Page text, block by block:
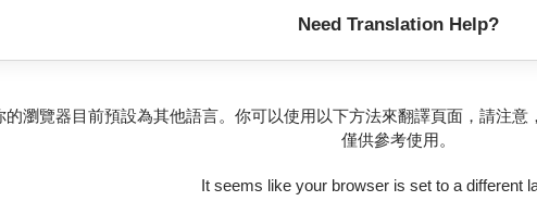
Need Translation Help?
的瀏覽器目前預設為其他語言。你可以使用以下方法來翻譯頁面，請注意
僅供參考使用。
It seems like your browser is set to a different
軸，彷彿自己化身為蔣渭水，以十四行詩的格式重寫獄中日記，寫成15
示出來）。
再仔細研讀陳芳明和阮美慧教授的導讀，跨越時空的走入蔣渭水先生和
但當時「蔣渭水文化基金會」還無能為力舉辦大規模的演唱會，因此
揮、蔡昱姍伴奏，27位團員）在中山堂演唱發表。2011年青如再重新譜
強指揮，舞台上有120人的台北愛樂合唱團以及二管編制的台北愛樂青